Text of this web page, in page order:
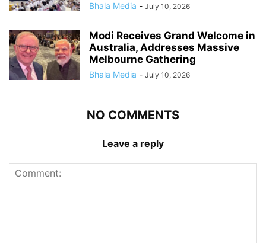
Bhala Media - July 10, 2026
Modi Receives Grand Welcome in
Australia, Addresses Massive
Melbourne Gathering
Bhala Media - July 10, 2026
NO COMMENTS
Leave a reply